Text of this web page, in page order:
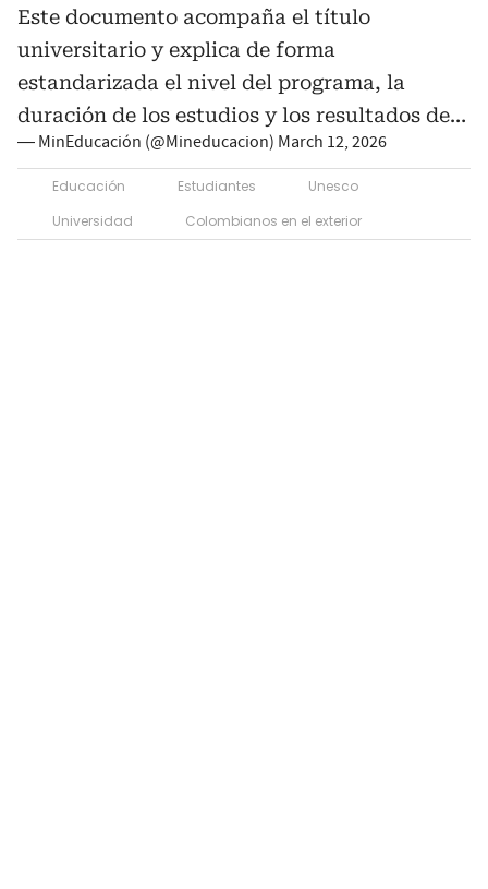
Este documento acompaña el título
universitario y explica de forma
estandarizada el nivel del programa, la
duración de los estudios y los resultados de…
— MinEducación (@Mineducacion) March 12, 2026
Educación Estudiantes
Unesco
Universidad
Colombianos en el exterior